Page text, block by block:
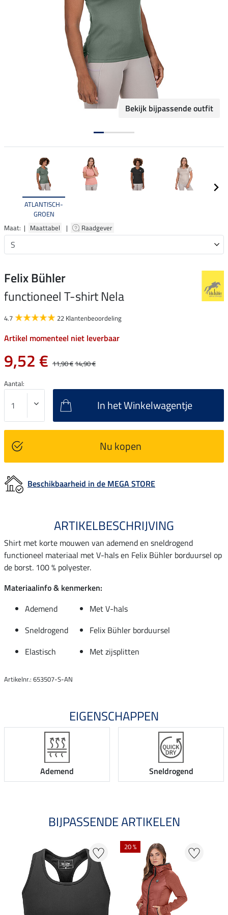
Bekijk bijpassende outfit
ATLANTISCH-
GROEN
Maat: | Maattabel | Raadgever
Felix Bühler
functioneel T-shirt Nela
4.7 22 Klantenbeoordeling
Artikel momenteel niet leverbaar
9,52 € 11,90 €14,90 €
Aantal:
In het Winkelwagentje
Nu kopen
Beschikbaarheid in de MEGA STORE
ARTIKELBESCHRIJVING
Shirt met korte mouwen van ademend en sneldrogend
functioneel materiaal met V-hals en Felix Bühler borduursel op
de borst. 100 % polyester.
Materiaalinfo & kenmerken:
Ademend
Met V-hals
Sneldrogend
Felix Bühler borduursel
Elastisch
Met zijsplitten
Artikelnr.: 653507-S-AN
EIGENSCHAPPEN
Ademend Sneldrogend
BIJPASSENDE ARTIKELEN
20 %